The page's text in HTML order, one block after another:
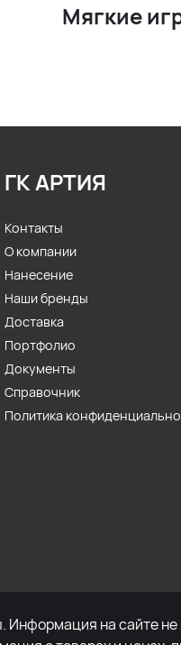
Мягкие
ГК АРТИЯ
Контакты
О компании
Нанесение
Наши бренды
Доставка
Портфолио
Документы
Справочник
Политика
на сайте